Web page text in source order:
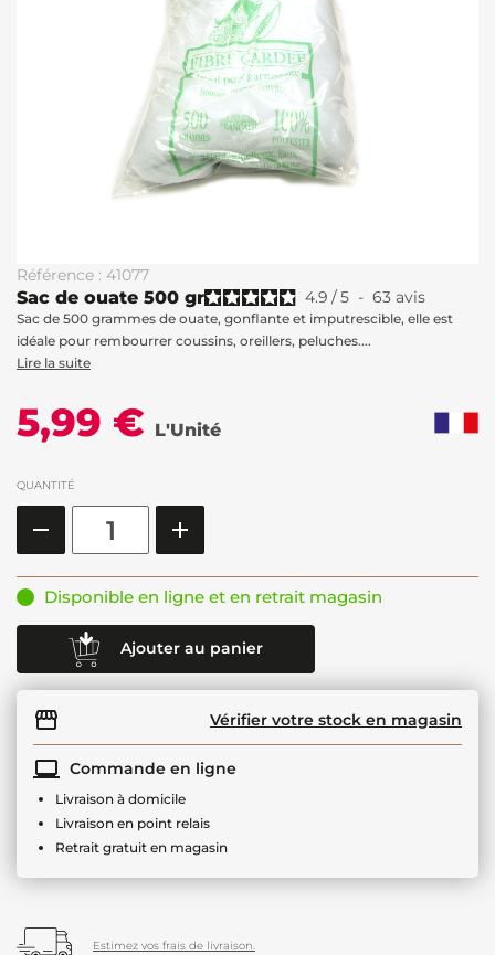
Référence : 41077
Sac de ouate 500 gr 4.9 /5 - 63 avis
Sac de 500 grammes de ouate, gonflante et imputrescible, elle est
idéale pour rembourrer coussins, oreillers, peluches....
Lire la suite
5,99 € L'Unité
QUANTITÉ
Disponible en ligne et en retrait magasin
Ajouter au panier
Vérifier votre stock en magasin
Commande en ligne
Livraison à domicile
Livraison en point relais
Retrait gratuit en magasin
Estimez vos frais de livraison.